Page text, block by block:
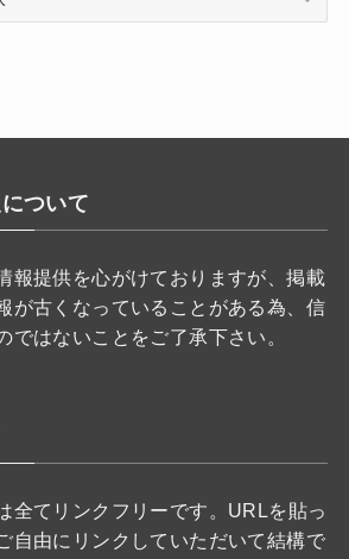
ついて
報提供を心がけておりますが、掲載
が古くなっていることがある為、信
ではないことをご了承下さい。
全てリンクフリーです。URLを貼っ
自由にリンクしていただいて結構で